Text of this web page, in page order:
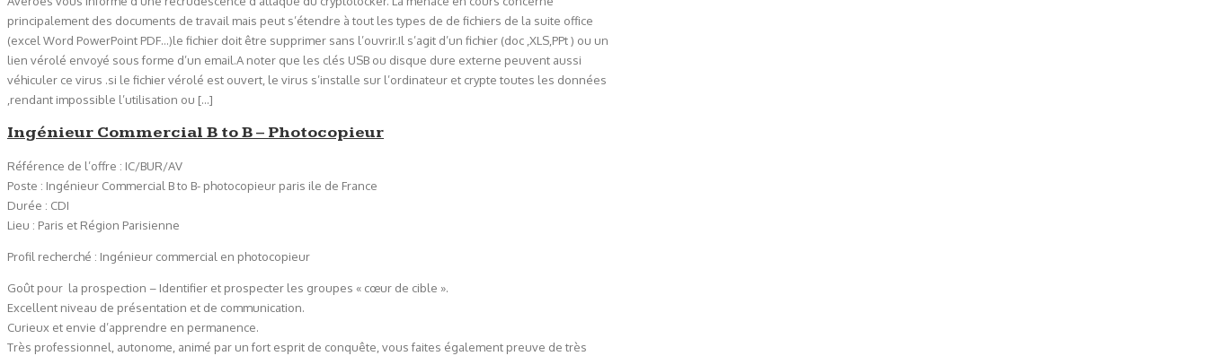
principalement des documents de travail mais peut s’étendre à tout les types de de fichiers de la suite office
(excel Word PowerPoint PDF…)le fichier doit être supprimer sans l’ouvrir.Il s’agit d’un fichier (doc ,XLS,PPt ) ou un
lien vérolé envoyé sous forme d’un email.A noter que les clés USB ou disque dure externe peuvent aussi
véhiculer ce virus .si le fichier vérolé est ouvert, le virus s’installe sur l’ordinateur et crypte toutes les données
,rendant impossible l’utilisation ou […]
Ingénieur Commercial B to B – Photocopieur
Référence de l’offre : IC/BUR/AV
Poste : Ingénieur Commercial B to B- photocopieur paris ile de France
Durée : CDI
Lieu : Paris et Région Parisienne
Profil recherché : Ingénieur commercial en photocopieur
Goût pour la prospection – Identifier et prospecter les groupes « cœur de cible ».
Excellent niveau de présentation et de communication.
Curieux et envie d’apprendre en permanence.
Très professionnel, autonome, animé par un fort esprit de conquête, vous faites également preuve de très